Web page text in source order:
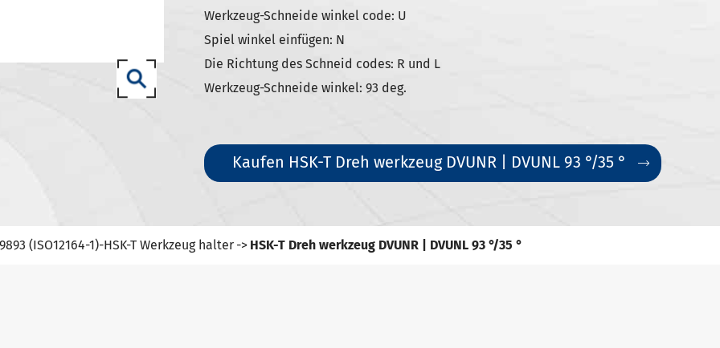
Werkzeug-Schneide winkel code: U
Spiel winkel einfügen: N
Die Richtung des Schneid codes: R und L
Werkzeug-Schneide winkel: 93 deg.
Kaufen HSK-T Dreh werkzeug DVUNR | DVUNL 93 °/35 ° 
(ISO12164-1)-HSK-T Werkzeug halter HSK-T Dreh werkzeug DVUNR | DVUNL 93 °/35 °